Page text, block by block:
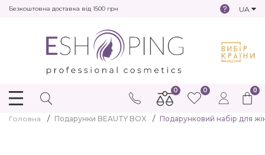
Безкоштовна доставка від 1500 грн UA
0
0 0
Головна Подарунки BEAUTY BOX Подарунковий набір для